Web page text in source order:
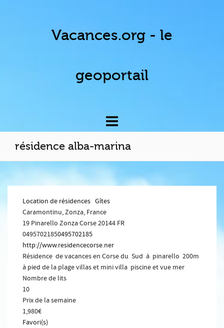
Vacances.org - le
geoportail
résidence alba-marina
Location de résidences Gîtes
Caramontinu, Zonza, France
19 Pinarello ZonzaCorse20144 FR
04957021850495702185
http://www.residencecorse.ner
Résidence de vacances en Corse du Sud à pinarello 200m
à pied de la plage villas et mini villa piscine et vue mer
Nombre de lits
10
Prix de la semaine
1,980€
Favori(s)